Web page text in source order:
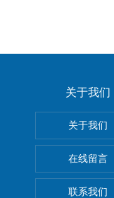
关于我们
关于我们
在线留言
联系我们